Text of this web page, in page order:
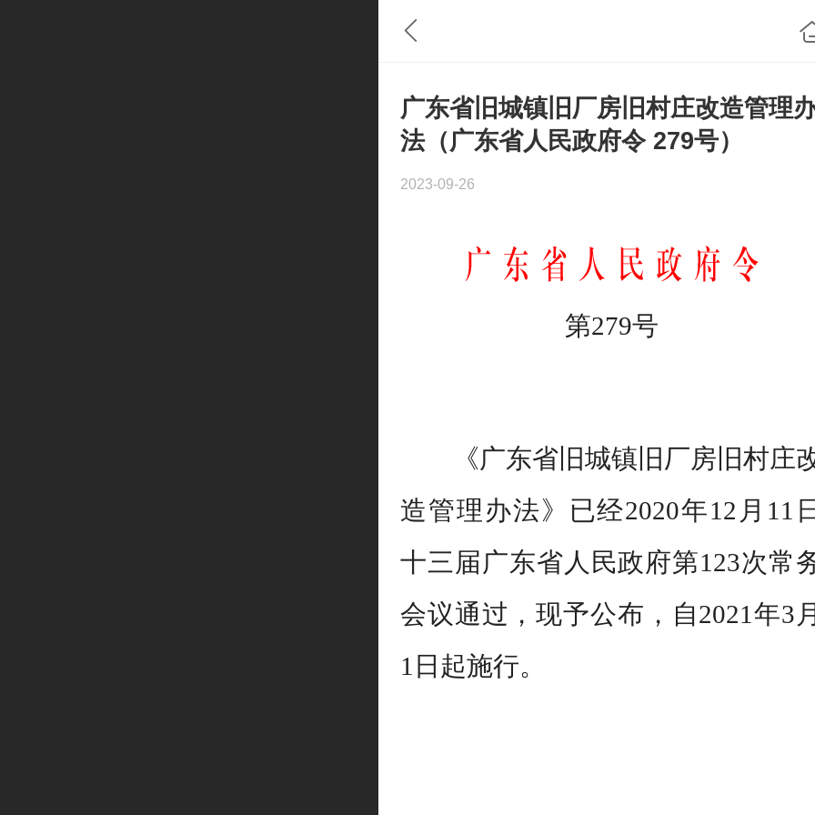
广东省旧城镇旧厂房旧村庄改造管理
法（广东省人民政府令 279号）
2023-09-26
第279号
《广东省旧城镇旧厂房旧村庄
造管理办法》已经2020年12月11
十三届广东省人民政府第123次常
会议通过，现予公布，自2021年3
1日起施行。